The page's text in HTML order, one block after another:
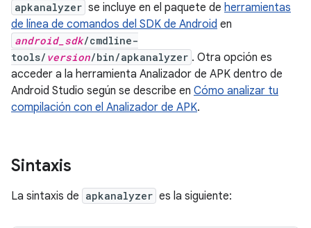
apkanalyzer se incluye en el paquete de herramientas
de línea de comandos del SDK de Android en
android_sdk/cmdline-
tools/ version/bin/apkanalyzer . Otra opción es
acceder a la herramienta Analizador de APK dentro de
Android Studio según se describe en Cómo analizar tu
compilación con el Analizador de APK.
Sintaxis
La sintaxis de apkanalyzer es la siguiente: